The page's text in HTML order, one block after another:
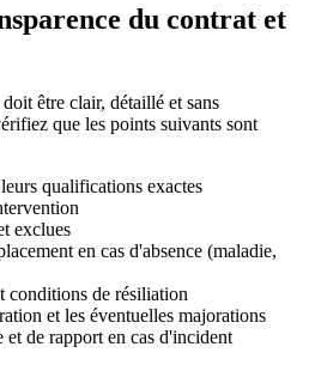
du contrat et
doit être clair, détaillé et sans
que les points suivants sont
qualifications exactes
exclues
en cas d'absence (maladie,
conditions de résiliation
et les éventuelles majorations
et de rapport en cas d'incident